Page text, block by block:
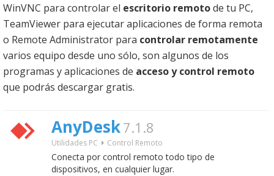
WinVNC para controlar el escritorio remotode tu PC,
TeamViewer para ejecutar aplicaciones de forma remota
o Remote Administrator para controlar remotamente
varios equipo desde uno sólo, son algunos de los
programas y aplicaciones de acceso y control remoto
que podrás descargar gratis.
AnyDesk7.1.8
Utilidades PC Control Remoto
Conecta por control remoto todo tipo de
dispositivos, en cualquier lugar.